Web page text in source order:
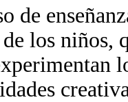
de
los niños,